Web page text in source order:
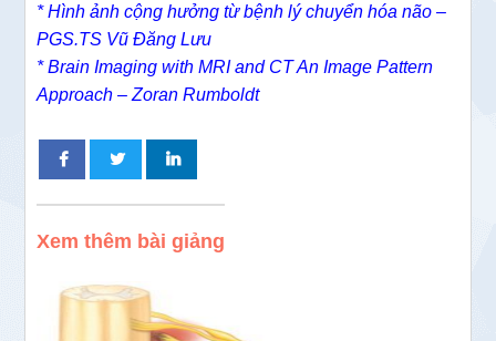
* Hình ảnh cộng hưởng từ bệnh lý chuyển hóa não –
PGS.TS Vũ Đăng Lưu
* Brain Imaging with MRI and CT An Image Pattern
Approach – Zoran Rumboldt
Xem thêm bài giảng